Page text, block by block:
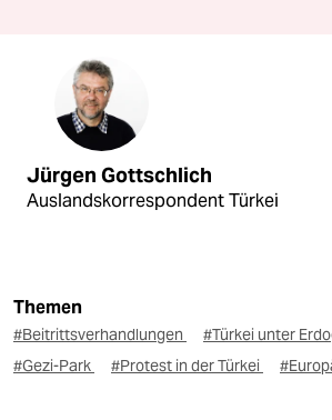
Jürgen Gottschlich
Auslandskorrespondent Türkei
Themen
#Beitrittsverhandlungen #Türkei unter
#Gezi-Park
#Protest in der Türkei